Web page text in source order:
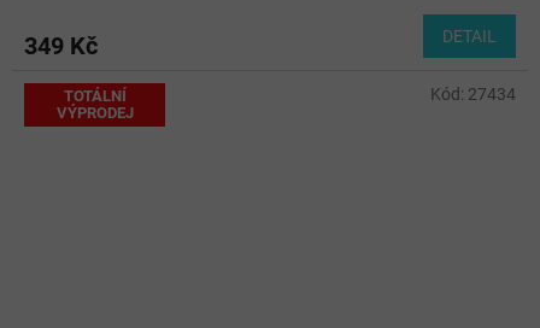
349 Kč DETAIL
TOTÁLNÍ
VÝPRODEJ
Kód: 27434